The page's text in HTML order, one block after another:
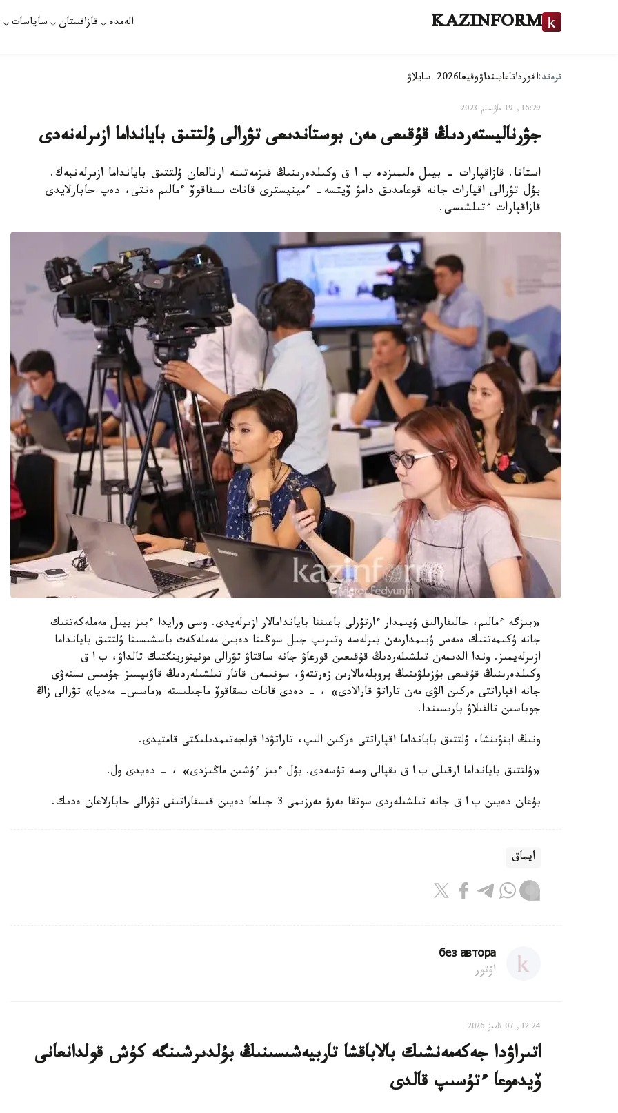
KAZINFORM الەمدە قازاقستان ساياسات
ترەند:اقورداتاعايىنداۋوقيعا2026-سايلاۋ
16:29, 19 ماۋسىم 2023
جۋرناليستەردىڭ قۇقىعى مەن بوستاندىعى تۋرالى ۇلتتىق بايانداما ازىرلەنەدى
استانا. قازاقپارات - بيىل ەلىمىزدە ب ا ق وكىلدەرىنىڭ قىزمەتىنە ارنالعان ۇلتتىق بايانداما ازىرلەنبەك.
بۇل تۋرالى اقپارات جانە قوعامدىق دامۋ ۆيتسە- ءمينيسترى قانات ىسقاقوۆ ءمالىم ەتتى، دەپ حابارلايدى
قازاقپارات ءتىلشىسى.
«بىزگە ءمالىم، حالىقارالىق ۇيىمدار ءارتۇرلى باعىتتا باياندامالار ازىرلەيدى. وسى ورايدا ءبىز بيىل مەملەكەتتىك
جانە ۇكىمەتتىك ەمەس ۇيىمدارمەن بىرلەسە وتىرىپ جىل سوڭىنا دەيىن مەملەكەت باسشىسىنا ۇلتتىق بايانداما
ازىرلەيمىز. وندا الدىمەن تىلشىلەردىڭ قۇقىعىن قورعاۋ جانە ساقتاۋ تۋرالى مونيتورينگتىك تالداۋ، ب ا ق
وكىلدەرىنىڭ قۇقىعى بۇزىلۋىنىڭ پروبلەمالارىن زەرتتەۋ، سونىمەن قاتار تىلشىلەردىڭ قاۋىپسىز جۇمىس ىستەۋى
جانە اقپاراتتى ەركىن الۋى مەن تاراتۋ قارالادى» ، - دەدى قانات ىسقاقوۆ ماجىلىستە «ماسس- مەديا» تۋرالى زاڭ
جوباسىن تالقىلاۋ بارىسىندا.
ونىڭ ايتۋىنشا، ۇلتتىق بايانداما اقپاراتتى ەركىن الىپ، تاراتۋدا قولجەتىمدىلىكتى قامتيدى.
«ۇلتتىق بايانداما ارقىلى ب ا ق ىقپالى وسە تۇسەدى. بۇل ءبىز ءۇشىن ماڭىزدى» ، - دەيدى ول.
بۇعان دەيىن ب ا ق جانە تىلشىلەردى سوتقا بەرۋ مەرزىمى 3 جىلعا دەيىن قىسقاراتىنى تۋرالى حابارلاعان ەدىك.
ايماق
без автора
اۆتور
12:24, 07 تامىز 2026
اتىراۋدا جەكەمەنشىك بالاباقشا تاربيەشىسىنىڭ بۇلدىرشىنگە كۇش قولدانعانى
ۆيدەوعا ءتۇسىپ قالدى